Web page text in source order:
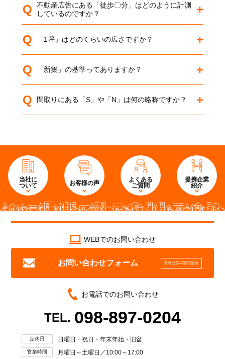
Q
不動産広告にある「徒歩〇分」はどのように計測
しているのですか？
Q 「1坪」はどのくらいの広さですか？
Q 「新築」の基準ってありますか？
Q 間取りにある「S」や「N」は何の略称ですか？
当社に
ついて
お客様の声
よくある
ご質問
提携企業
紹介
WEBでのお問い合わせ
お問い合わせフォーム 365日24時間受付
お電話でのお問い合わせ
TEL. 098-897-0204
定休日 日曜日・祝日・年末年始・旧盆
営業時間 月曜日～土曜日／10:00～17:00